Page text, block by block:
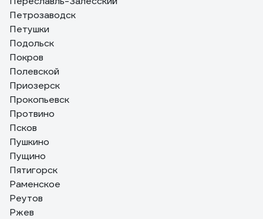
Петрозаводск
Петушки
Подольск
Покров
Полевской
Приозерск
Прокопьевск
Протвино
Псков
Пушкино
Пущино
Пятигорск
Раменское
Реутов
Ржев